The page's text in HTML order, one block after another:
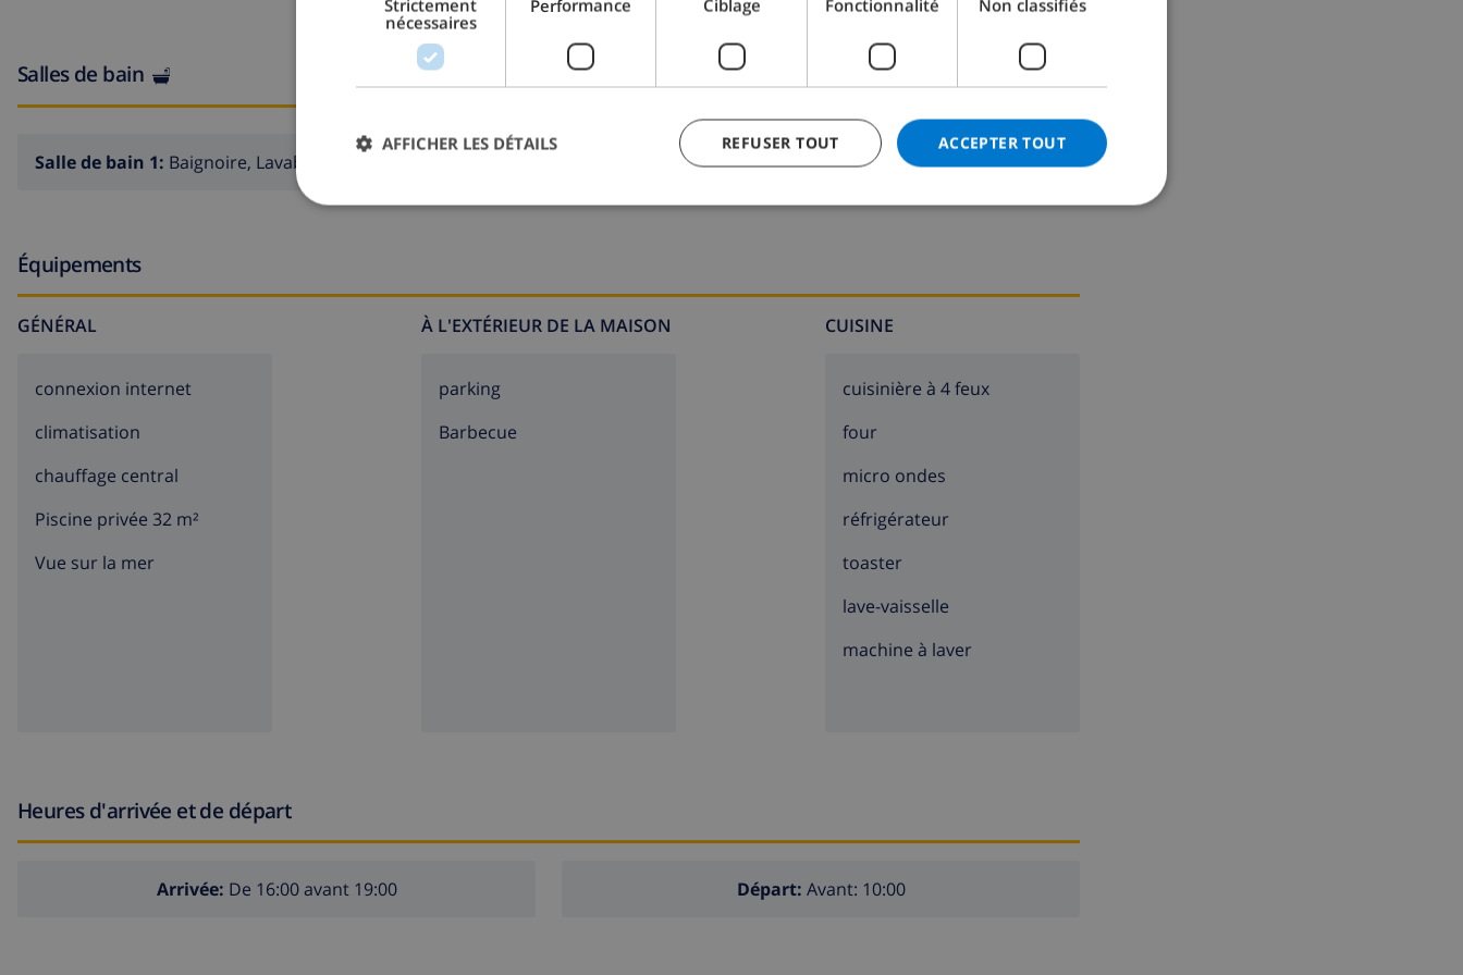
Salles de bain
Salle de bain 1: Baignoire, Lavabo, Toilette Salle de bain 2:Douche, Lavabo, Toilette
Équipements
GÉNÉRAL
connexion internet
climatisation
chauffage central
Piscine privée 32 m²
Vue sur la mer
À L'EXTÉRIEUR DE LA MAISON
parking
barbecue
CUISINE
cuisinière à 4 feux
four
micro ondes
réfrigérateur
toaster
lave-vaisselle
machine à laver
Heures d'arrivée et de départ
Arrivée: De 16:00 avant 19:00 Départ: Avant: 10:00
CATALAN
DANISH
Strictement
nécessaires
Performance Ciblage Fonctionnalité Non classifiés
ACCEPTER TOUT
REFUSER TOUT
AFFICHER LES DÉTAILS